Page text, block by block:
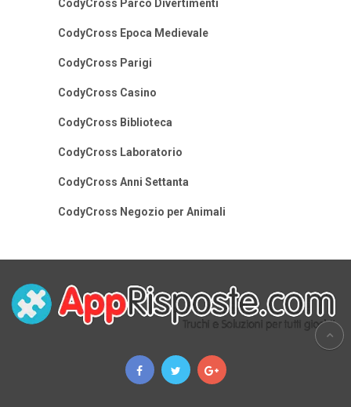
CodyCross Parco Divertimenti
CodyCross Epoca Medievale
CodyCross Parigi
CodyCross Casino
CodyCross Biblioteca
CodyCross Laboratorio
CodyCross Anni Settanta
CodyCross Negozio per Animali